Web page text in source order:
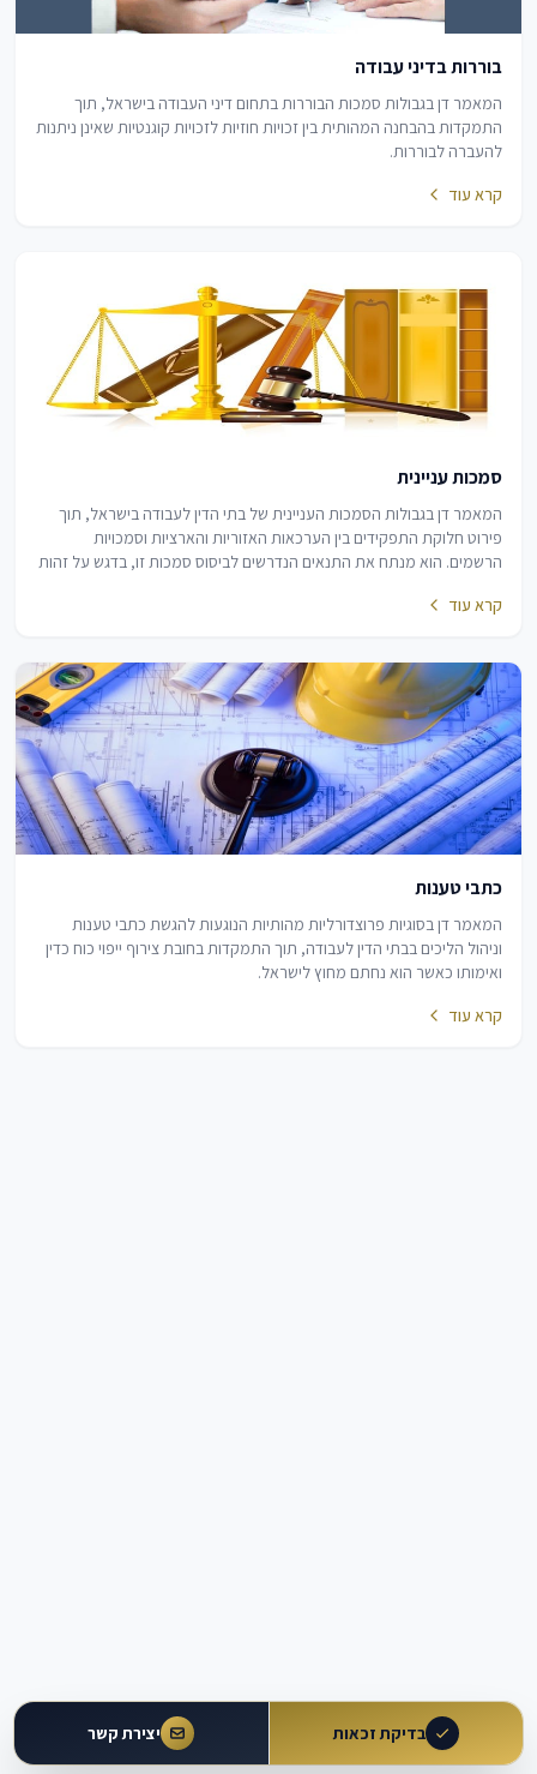
בוררות בדיני עבודה
המאמר דן בגבולות סמכות הבוררות בתחום דיני העבודה בישראל, תוך
התמקדות בהבחנה המהותית בין זכויות חוזיות לזכויות קוגנטיות שאינן ניתנות
להעברה לבוררות.
קרא עוד
סמכות עניינית
המאמר דן בגבולות הסמכות העניינית של בתי הדין לעבודה בישראל, תוך
פירוט חלוקת התפקידים בין הערכאות האזוריות והארציות וסמכויות
הרשמים. הוא מנתח את התנאים הנדרשים לביסוס סמכות זו, בדגש על זהות
קרא עוד
כתבי טענות
המאמר דן בסוגיות פרוצדורליות מהותיות הנוגעות להגשת כתבי טענות
וניהול הליכים בבתי הדין לעבודה, תוך התמקדות בחובת צירוף ייפוי כוח כדין
ואימותו כאשר הוא נחתם מחוץ לישראל.
קרא עוד
יצירת קשר בדיקת זכאות